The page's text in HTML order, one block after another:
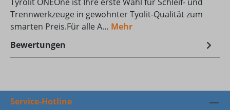
Trennwerkzeuge in gewohnter Tyolit-Qualität zum
smarten Preis.Für alle A… Mehr
Bewertungen
Service-Hotline